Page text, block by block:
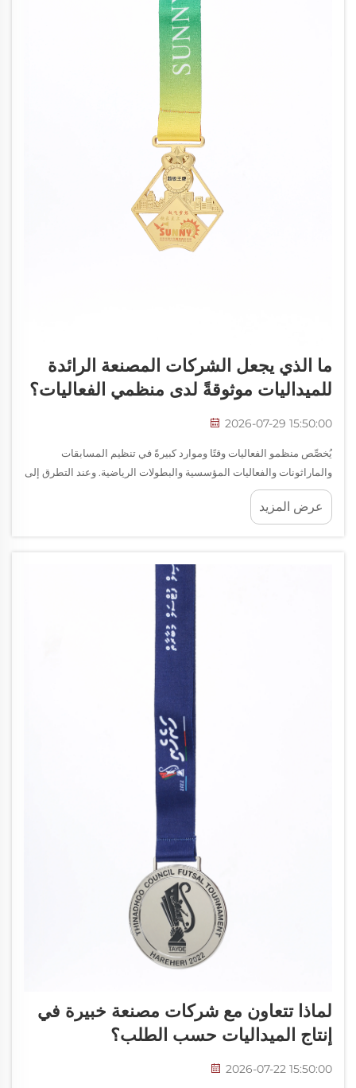
ما الذي يجعل الشركات المصنعة الرائدة
للميداليات موثوقةً لدى منظمي الفعاليات؟
2026-07-29 15:50:00
يُخصِّص منظمو الفعاليات وقتًا وموارد كبيرةً في تنظيم المسابقات
والماراثونات والفعاليات المؤسسية والبطولات الرياضية. وعند التطرق إلى
الاعتراف بالإنجازات عبر الجوائز، يصبح اختيار الشركات المصنعة
للميداليات عاملًا محوريًّا في...
عرض المزيد
لماذا تتعاون مع شركات مصنعة خبيرة في
إنتاج الميداليات حسب الطلب؟
2026-07-22 15:50:00